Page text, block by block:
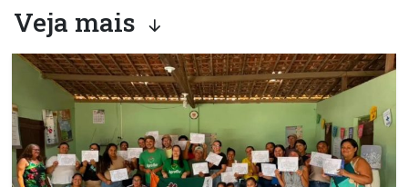
Veja mais